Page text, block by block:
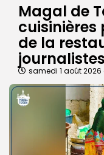
Magal de
cuisinières
de la
journalistes
samedi 1 août 2026